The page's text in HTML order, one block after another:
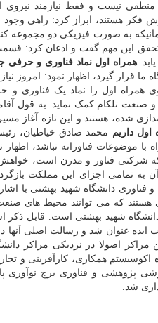
منطقی نیست و فقط نیازمند نیروی
فکر هستند، ابراز کرد: راهی
به صورت فیزیکی دو مجموعه
تحقق این مهم گفت و اذعان کرد:
همراه اول نماد فناوری و حرفی
ما قرار گیرد، اظهار نمود:
اول را نماد یک فناوری و
شده، هستند و این تازه آغاز
اول داریم محمد صادق خیاطیان،
با موضوعات فناورانه نباشد،
شرکتی فناور و مدرن است، خواهش
به تمامی اجزای این مملکت
دانشگاه شهید بهشتی با
هستند که می توانند محیط های
شهید بهشتی است. قابل ذکر
ایده عنوان شد و رسالت اصلی آنها
اصولا در نزدیکی مراکز
همکاری، کارآفرینی و
شد.